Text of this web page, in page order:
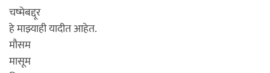
चष्मेबद्दूर
हे माझ्याही यादीत आहेत.
मौसम
मासूम